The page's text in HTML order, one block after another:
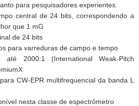
para pesquisadores experientes.
central de 24 bits, correspondendo a
que 1 mG
de 24 bits
para varreduras de campo e tempo
até 2000:1 (International Weak-Pitch
CW-EPR multifrequencial da banda L
nesta classe de espectrômetro